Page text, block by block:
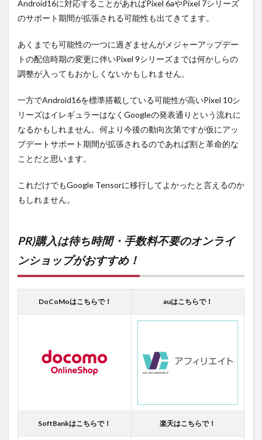
Android16に対応することがあればPixel 6aやPixel 7シリーズ
のサポート期間が拡張される可能性も出てきてます。
あくまでも可能性の一つに過ぎませんがメジャーアップデー
トの配信時期の変更に伴いPixel 9シリーズまでは何かしらの
調整が入ってもおかしくないかもしれません。
一方でAndroid16を標準搭載している可能性が高いPixel 10シ
リーズはイレギュラーはなくGoogleの発表通りという流れに
なるかもしれません。何より今後の動向次第ですが仮にアッ
プデートサポート期間が拡張されるのであれば割と革命的な
ことだと思います。
これだけでもGoogle Tensorに移行してよかったと言えるのか
もしれません。
PR)購入は待ち時間・手数料不要のオンライ
ンショップがおすすめ！
DoCoMoはこちらで！ auはこちらで！
SoftBankはこちらで！ 楽天はこちらで！